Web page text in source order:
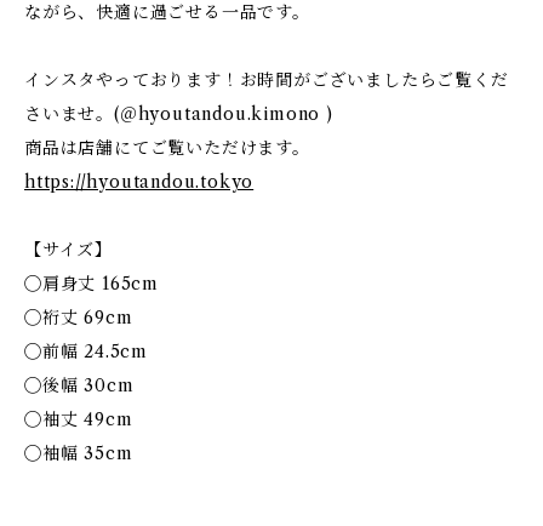
ながら、快適に過ごせる一品です。
インスタやっております！お時間がございましたらご覧くだ
さいませ。(＠hyoutandou.kimono )
商品は店舗にてご覧いただけます。
https://hyoutandou.tokyo
【サイズ】
◯肩身丈 165cm
◯裄丈 69cm
◯前幅 24.5cm
◯後幅 30cm
◯袖丈 49cm
◯袖幅 35cm